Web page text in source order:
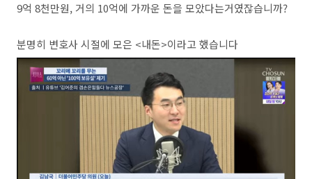
9억 8천만원, 거의 10억에 가까운 돈을 모았다는거였잖습니까?
분명히 변호사 시절에 모은 <내돈>이라고 했습니다